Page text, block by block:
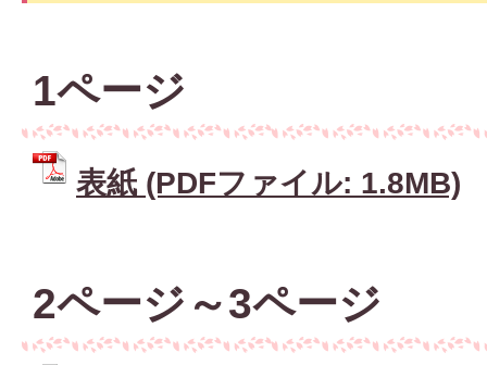
1ページ
表紙 (PDFファイル: 1.8MB)
2ページ～3ページ